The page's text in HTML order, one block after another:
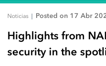
Noticias | Posted on 17 Abr
Highlights from
security in the